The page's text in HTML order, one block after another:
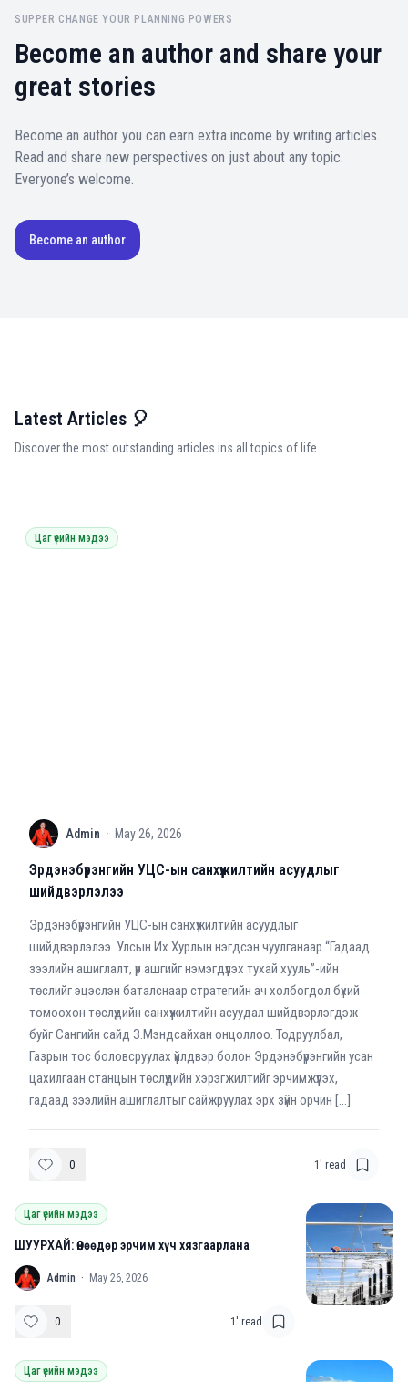
SUPPER CHANGE YOUR PLANNING POWERS
Become an author and share your
great stories
Become an author you can earn extra income by writing articles.
Read and share new perspectives on just about any topic.
Everyone’s welcome.
Become an author
Latest Articles 🎈
Discover the most outstanding articles ins all topics of life.
Цаг үеийн мэдээ
A Admin · May 26, 2026
Эрдэнэбүрэнгийн УЦС-ын санхүүжилтийн асуудлыг
шийдвэрлэлээ
Эрдэнэбүрэнгийн УЦС-ын санхүүжилтийн асуудлыг
шийдвэрлэлээ. Улсын Их Хурлын нэгдсэн чуулганаар “Гадаад
зээлийн ашиглалт, үр ашгийг нэмэгдүүлэх тухай хууль”-ийн
төслийг эцэслэн баталснаар стратегийн ач холбогдол бүхий
томоохон төслүүдийн санхүүжилтийн асуудал шийдвэрлэгдэж
буйг Сангийн сайд З.Мэндсайхан онцоллоо. Тодруулбал,
Газрын тос боловсруулах үйлдвэр болон Эрдэнэбүрэнгийн усан
цахилгаан станцын төслүүдийн хэрэгжилтийг эрчимжүүлэх,
гадаад зээлийн ашиглалтыг сайжруулах эрх зүйн орчин […]
0 1 ' read
Цаг үеийн мэдээ
ШУУРХАЙ: Өнөөдөр эрчим хүч хязгаарлана
A Admin · May 26, 2026
0 1 ' read
Цаг үеийн мэдээ